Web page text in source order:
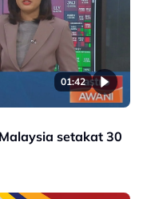
01:42
setakat 30